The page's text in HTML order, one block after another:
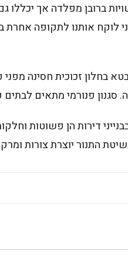
ברובן מפלדה אך
לוקח אותנו לתקופה
בחלון זכוכית חסינה מפני
פנורמי מתאים לבתים
דירות הן פשוטות
התנור יוצרת צורות